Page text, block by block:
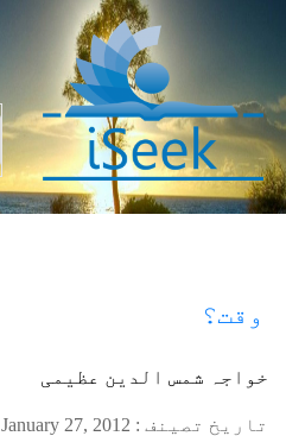
وقت؟
خواجہ شمس الدین عظیمی
تاریخ تصینف : January 27, 2012